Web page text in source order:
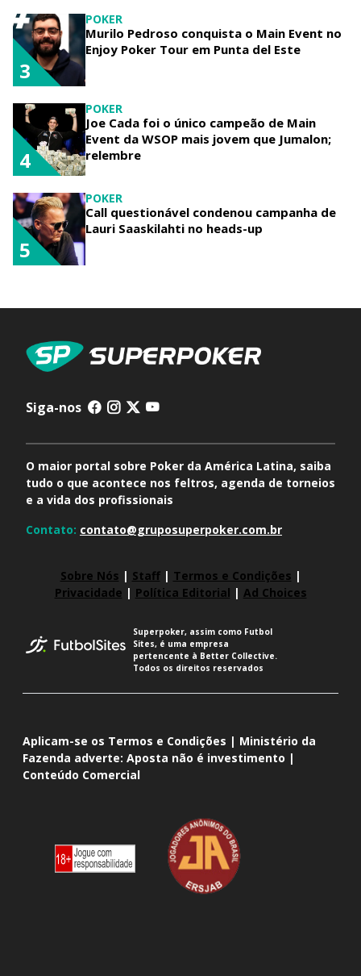
POKER
Murilo Pedroso conquista o Main Event no
Enjoy Poker Tour em Punta del Este
3
POKER
Joe Cada foi o único campeão de Main
Event da WSOP mais jovem que Jumalon;
relembre
4
POKER
Call questionável condenou campanha de
Lauri Saaskilahti no heads-up
5
Siga-nos
O maior portal sobre Poker da América Latina, saiba
tudo o que acontece nos feltros, agenda de torneios
e a vida dos profissionais
Contato: contato@gruposuperpoker.com.br
Sobre Nós | Staff| Termos e Condições |
Privacidade | Política Editorial | Ad Choices
Superpoker, assim como Futbol
Sites, é uma empresa
pertencente à Better Collective.
Todos os direitos reservados
Aplicam-se os Termos e Condições | Ministério da
Fazenda adverte: Aposta não é investimento |
Conteúdo Comercial